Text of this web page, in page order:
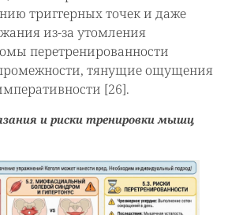
триггерных точек и даже
из-за утомления
перетренированности
тянущие ощущения
[26].
и риски тренировки мышц